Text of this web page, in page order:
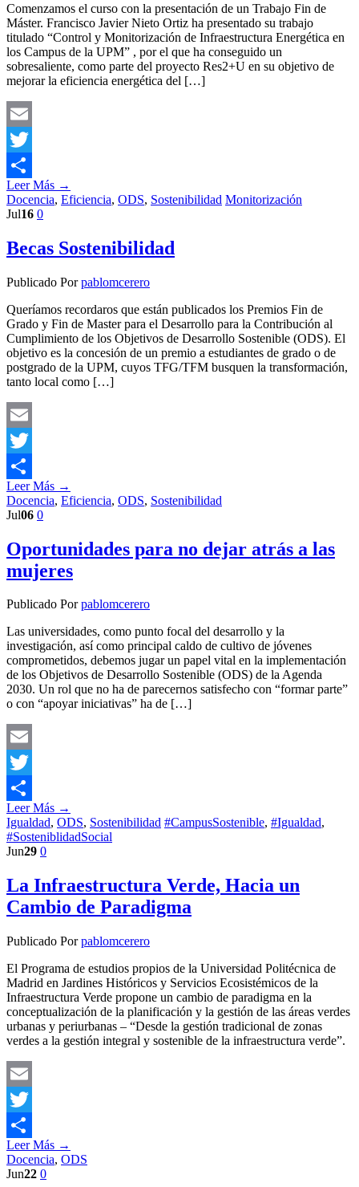
Comenzamos el curso con la presentación de un Trabajo Fin de
Máster. Francisco Javier Nieto Ortiz ha presentado su trabajo
titulado “Control y Monitorización de Infraestructura Energética en
los Campus de la UPM” , por el que ha conseguido un
sobresaliente, como parte del proyecto Res2+U en su objetivo de
mejorar la eficiencia energética del […]
Email
Twitter
Compartir
Leer Más →
Docencia, Eficiencia, ODS, Sostenibilidad Monitorización
Jul16 0
Becas Sostenibilidad
Publicado Porpablomcerero
Queríamos recordaros que están publicados los Premios Fin de
Grado y Fin de Master para el Desarrollo para la Contribución al
Cumplimiento de los Objetivos de Desarrollo Sostenible (ODS). El
objetivo es la concesión de un premio a estudiantes de grado o de
postgrado de la UPM, cuyos TFG/TFM busquen la transformación,
tanto local como […]
Email
Twitter
Compartir
Leer Más →
Docencia, Eficiencia, ODS, Sostenibilidad
Jul06 0
Oportunidades para no dejar atrás a las
mujeres
Publicado Porpablomcerero
Las universidades, como punto focal del desarrollo y la
investigación, así como principal caldo de cultivo de jóvenes
comprometidos, debemos jugar un papel vital en la implementación
de los Objetivos de Desarrollo Sostenible (ODS) de la Agenda
2030. Un rol que no ha de parecernos satisfecho con “formar parte”
o con “apoyar iniciativas” ha de […]
Email
Twitter
Compartir
Leer Más →
Igualdad, ODS, Sostenibilidad #CampusSostenible, #Igualdad,
#SosteniblidadSocial
Jun29 0
La Infraestructura Verde, Hacia un
Cambio de Paradigma
Publicado Porpablomcerero
El Programa de estudios propios de la Universidad Politécnica de
Madrid en Jardines Históricos y Servicios Ecosistémicos de la
Infraestructura Verde propone un cambio de paradigma en la
conceptualización de la planificación y la gestión de las áreas verdes
urbanas y periurbanas – “Desde la gestión tradicional de zonas
verdes a la gestión integral y sostenible de la infraestructura verde”.
Email
Twitter
Compartir
Leer Más →
Docencia, ODS
Jun22 0